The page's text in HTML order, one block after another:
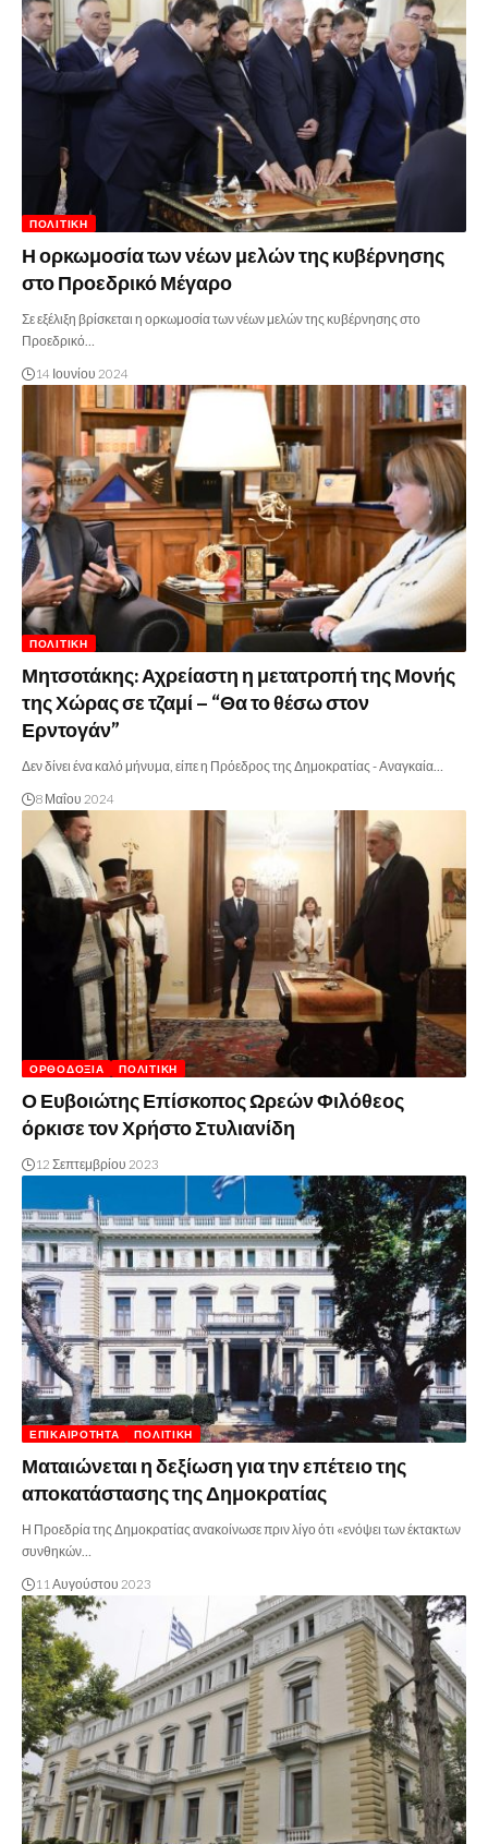
ΠΟΛΙΤΙΚΉ
Η ορκωμοσία των νέων μελών της κυβέρνησης
στο Προεδρικό Μέγαρο
Σε εξέλιξη βρίσκεται η ορκωμοσία των νέων μελών της κυβέρνησης στο
Προεδρικό…
14 Ιουνίου 2024
ΠΟΛΙΤΙΚΉ
Μητσοτάκης: Αχρείαστη η μετατροπή της Μονής
της Χώρας σε τζαμί – “Θα το θέσω στον
Ερντογάν”
Δεν δίνει ένα καλό μήνυμα, είπε η Πρόεδρος της Δημοκρατίας - Αναγκαία…
8 Μαΐου 2024
ΟΡΘΟΔΟΞΊΑ ΠΟΛΙΤΙΚΉ
Ο Ευβοιώτης Επίσκοπος Ωρεών Φιλόθεος
όρκισε τον Χρήστο Στυλιανίδη
12 Σεπτεμβρίου 2023
ΕΠΙΚΑΙΡΌΤΗΤΑ ΠΟΛΙΤΙΚΉ
Ματαιώνεται η δεξίωση για την επέτειο της
αποκατάστασης της Δημοκρατίας
Η Προεδρία της Δημοκρατίας ανακοίνωσε πριν λίγο ότι «ενόψει των έκτακτων
συνθηκών…
11 Αυγούστου 2023